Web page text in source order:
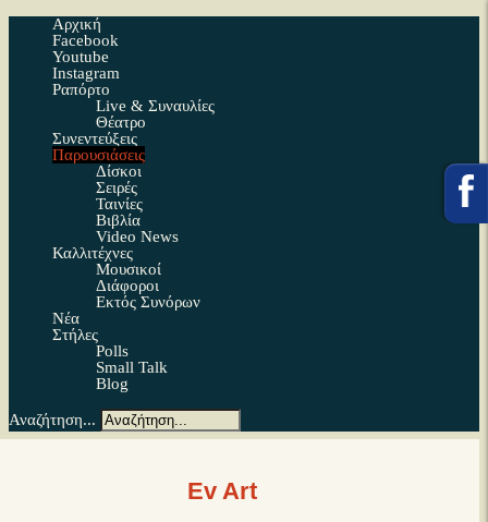
Αρχική
Facebook
Youtube
Instagram
Ραπόρτο
Live & Συναυλίες
Θέατρο
Συνεντεύξεις
Παρουσιάσεις
Δίσκοι
Σειρές
Ταινίες
Βιβλία
Video News
Καλλιτέχνες
Μουσικοί
Διάφοροι
Εκτός Συνόρων
Νέα
Στήλες
Polls
Small Talk
Blog
Αναζήτηση...
Ev Art